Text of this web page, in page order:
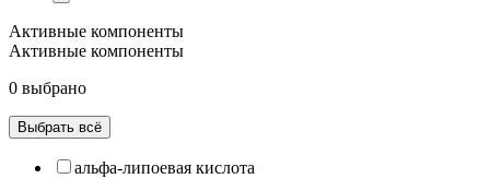
Активные компоненты
Активные компоненты
0 выбрано
Выбрать всё
альфа-липоевая кислота